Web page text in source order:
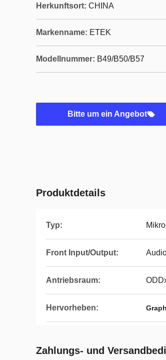
Herkunftsort: CHINA
Markenname: ETEK
Modellnummer: B49/B50/B57
Bitte um ein Angebot
Produktdetails
Typ:
Front Input/Output:
Antriebsraum:
Hervorheben:
Zahlungs- und